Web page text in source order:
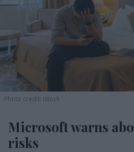
Photo credit: iStock
Microsoft warns
risks